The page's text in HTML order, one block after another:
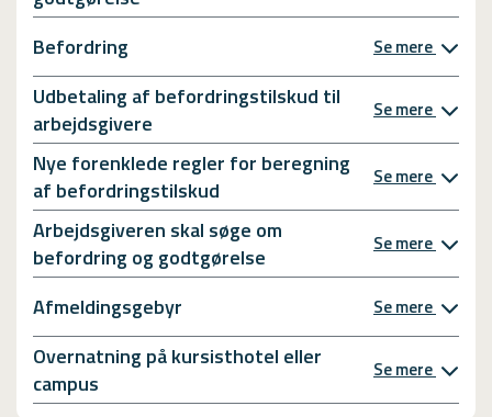
Befordring
Se mere
Udbetaling af befordringstilskud til
arbejdsgivere
Se mere
Nye forenklede regler for beregning
af befordringstilskud
Se mere
Arbejdsgiveren skal søge om
befordring og godtgørelse
Se mere
Afmeldingsgebyr Se mere
Overnatning på kursisthotel eller
campus
Se mere